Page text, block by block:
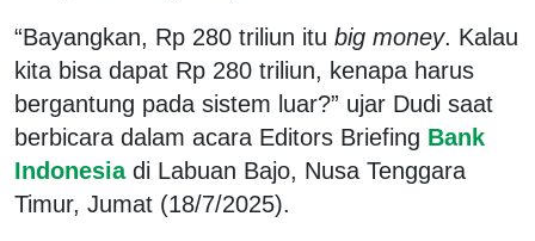
“Bayangkan, Rp 280 triliun itu big money. Kalau
kita bisa dapat Rp 280 triliun, kenapa harus
bergantung pada sistem luar?” ujar Dudi saat
berbicara dalam acara Editors Briefing Bank
Indonesia di Labuan Bajo, Nusa Tenggara
Timur, Jumat (18/7/2025).